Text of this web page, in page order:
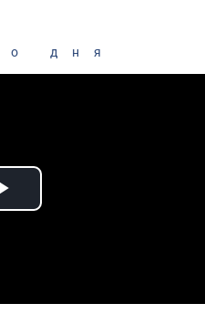
дня
Play Video